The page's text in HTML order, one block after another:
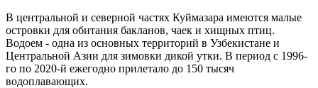
В центральной и северной частях Куймазара имеются малые
островки для обитания бакланов, чаек и хищных птиц.
Водоем - одна из основных территорий в Узбекистане и
Центральной Азии для зимовки дикой утки. В период с 1996-
го по 2020-й ежегодно прилетало до 150 тысяч
водоплавающих.